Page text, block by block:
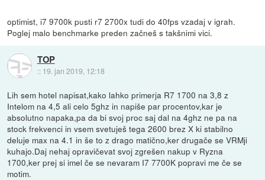
optimist, i7 9700k pusti r7 2700x tudi do 40fps vzadaj v igrah.
Poglej malo benchmarke preden začneš s takšnimi vici.
TOP
:: 19. jan 2019, 12:18
Lih sem hotel napisat,kako lahko primerja R7 1700 na 3,8 z
Intelom na 4,5 ali celo 5ghz in napiše par procentov,kar je
absolutno napaka,pa da bi svoj proc saj dal na 4ghz ne pa na
stock frekvenci in vsem svetuješ tega 2600 brez X ki stabilno
deluje max na 4.1 in še to z drago matično,ker drugače se VRMji
kuhajo.Daj nehaj opravičevat svoj zgrešen nakup v Ryzna
1700,ker prej si imel če se nevaram I7 7700K popravi me če se
motim.